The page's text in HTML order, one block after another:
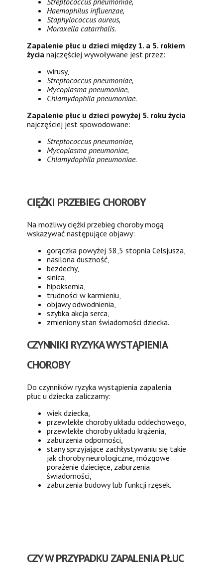
Haemophilus influenzae,
Staphylococcus aureus,
Moraxella catarrhalis.
Zapalenie płuc u dzieci między 1. a 5. rokiem
życia najczęściej wywoływane jest przez:
wirusy,
Streptococcus pneumoniae,
Mycoplasma pneumoniae,
Chlamydophila pneumoniae.
Zapalenie płuc u dzieci powyżej 5. roku życia
najczęściej jest spowodowane:
Streptococcus pneumoniae,
Mycoplasma pneumoniae,
Chlamydophila pneumoniae.
CIĘŻKI PRZEBIEG CHOROBY
Na możliwy ciężki przebieg choroby mogą
wskazywać następujące objawy:
gorączka powyżej 38,5 stopnia Celsjusza,
nasilona duszność,
bezdechy,
sinica,
hipoksemia,
trudności w karmieniu,
objawy odwodnienia,
szybka akcja serca,
zmieniony stan świadomości dziecka.
CZYNNIKI RYZYKA WYSTĄPIENIA
CHOROBY
Do czynników ryzyka wystąpienia zapalenia
płuc u dziecka zaliczamy:
wiek dziecka,
przewlekłe choroby układu oddechowego,
przewlekłe choroby układu krążenia,
zaburzenia odporności,
stany sprzyjające zachłystywaniu się takie
jak choroby neurologiczne, mózgowe
porażenie dziecięce, zaburzenia
świadomości,
zaburzenia budowy lub funkcji rzęsek.
CZY W PRZYPADKU ZAPALENIA PŁUC